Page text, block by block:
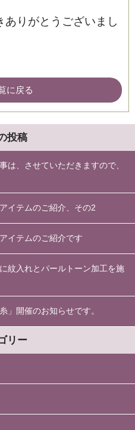
りがとうございまし
に戻る
投稿
は、させていただきますので、
イテムのご紹介、その2
イテムのご紹介です
紋入れとパールトーン加工を施
」開催のお知らせです。
リー